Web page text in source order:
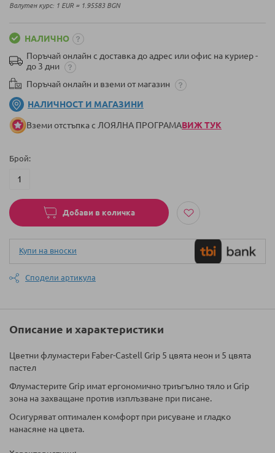
Валутен курс: 1 EUR = 1.95583 BGN
НАЛИЧНО
Поръчай онлайн с доставка до адрес или офис на куриер -
до 3 дни
Поръчай онлайн и вземи от магазин
НАЛИЧНОСТ И МАГАЗИНИ
Вземи отстъпка с ЛОЯЛНА ПРОГРАМАВИЖ ТУК
Брой
Добави в количка
Купи на вноски
Сподели артикула
Описание и характеристики
Цветни флумастери Faber-Castell Grip 5 цвята неон и 5 цвята
пастел
Флумастерите Grip имат ергономично триъгълно тяло и Grip
зона на захващане против изплъзване при писане.
Осигуряват оптимален комфорт при рисуване и гладко
нанасяне на цвета.